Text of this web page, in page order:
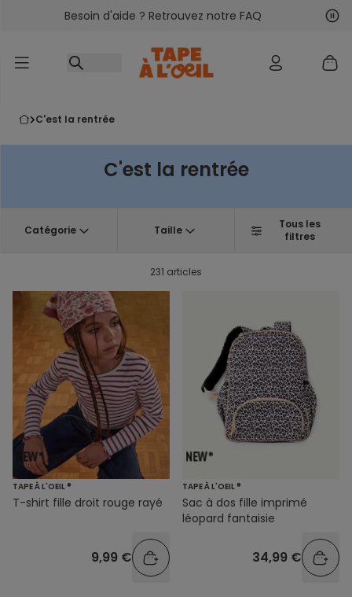
Accéder au contenu
Besoin d'aide ? Retrouvez notre FAQ
c'est la rentrée
C'est la rentrée
Catégorie Taille
Tous les
filtres
231 articles
TAPE À L'OEIL ®
T-shirt fille droit rouge rayé
9,99 €
TAPE À L'OEIL ®
Sac à dos fille imprimé
léopard fantaisie
34,99 €